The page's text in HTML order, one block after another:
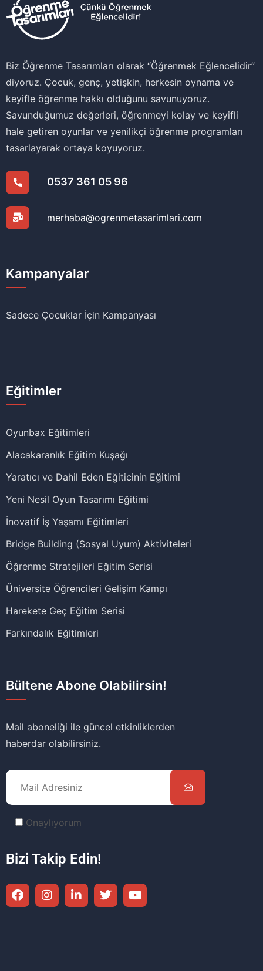
Biz Öğrenme Tasarımları olarak ‘‘Öğrenmek Eğlencelidir’’
diyoruz. Çocuk, genç, yetişkin, herkesin oynama ve
keyifle öğrenme hakkı olduğunu savunuyoruz.
Savunduğumuz değerleri, öğrenmeyi kolay ve keyifli
hale getiren oyunlar ve yenilikçi öğrenme programları
tasarlayarak ortaya koyuyoruz.
0537 361 05 96
merhaba@ogrenmetasarimlari.com
Kampanyalar
Sadece Çocuklar İçin Kampanyası
Eğitimler
Oyunbax Eğitimleri
Alacakaranlık Eğitim Kuşağı
Yaratıcı ve Dahil Eden Eğiticinin Eğitimi
Yeni Nesil Oyun Tasarımı Eğitimi
İnovatif İş Yaşamı Eğitimleri
Bridge Building (Sosyal Uyum) Aktiviteleri
Öğrenme Stratejileri Eğitim Serisi
Üniversite Öğrencileri Gelişim Kampı
Harekete Geç Eğitim Serisi
Farkındalık Eğitimleri
Bültene Abone Olabilirsin!
Mail aboneliği ile güncel etkinliklerden
haberdar olabilirsiniz.
Onaylıyorum
Bizi Takip Edin!